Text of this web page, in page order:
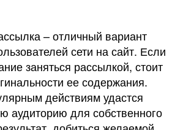
– отличный вариант
сети на сайт. Если
заняться рассылкой, стоит
ее содержания.
действиям удастся
аудиторию для собственного